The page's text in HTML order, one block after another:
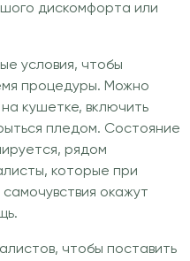
дискомфорта или
условия, чтобы
процедуры. Можно
кушетке, включить
пледом. Состояние
рядом
которые при
окажут
чтобы поставить